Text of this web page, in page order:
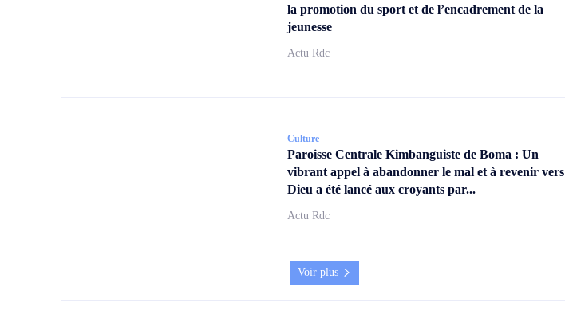
la promotion du sport et de l’encadrement de la
jeunesse
Actu Rdc
Culture
Paroisse Centrale Kimbanguiste de Boma : Un
vibrant appel à abandonner le mal et à revenir vers
Dieu a été lancé aux croyants par...
Actu Rdc
Voir plus